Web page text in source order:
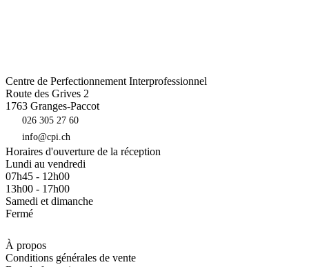
Centre de Perfectionnement Interprofessionnel
Route des Grives 2
1763 Granges-Paccot
026 305 27 60
info@cpi.ch
Horaires d'ouverture de la réception
Lundi au vendredi
07h45 - 12h00
13h00 - 17h00
Samedi et dimanche
Fermé
À propos
Conditions générales de vente